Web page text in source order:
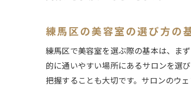
練馬区の美容室の選び方の
練馬区で美容室を選ぶ際の基本は、ま
的に通いやすい場所にあるサロンを選
把握することも大切です。サロンのウ